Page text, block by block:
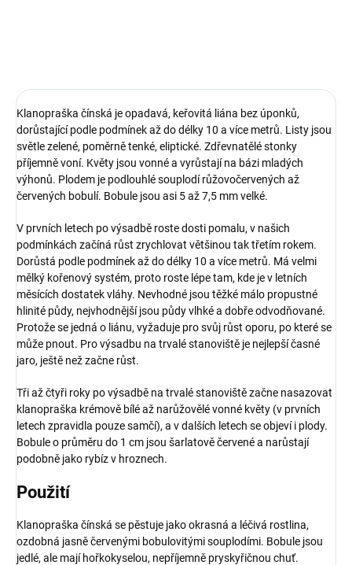
Klanopraška čínská je opadavá, keřovitá liána bez úponků,
dorůstající podle podmínek až do délky 10 a více metrů. Listy jsou
světle zelené, poměrně tenké, eliptické. Zdřevnatělé stonky
příjemně voní. Květy jsou vonné a vyrůstají na bázi mladých
výhonů. Plodem je podlouhlé souplodí růžovočervených až
červených bobulí. Bobule jsou asi 5 až 7,5 mm velké.
V prvních letech po výsadbě roste dosti pomalu, v našich
podmínkách začíná růst zrychlovat většinou tak třetím rokem.
Dorůstá podle podmínek až do délky 10 a více metrů. Má velmi
mělký kořenový systém, proto roste lépe tam, kde je v letních
měsících dostatek vláhy. Nevhodné jsou těžké málo propustné
hlinité půdy, nejvhodnější jsou půdy vlhké a dobře odvodňované.
Protože se jedná o liánu, vyžaduje pro svůj růst oporu, po které se
může pnout. Pro výsadbu na trvalé stanoviště je nejlepší časné
jaro, ještě než začne růst.
Tři až čtyři roky po výsadbě na trvalé stanoviště začne nasazovat
klanopraška krémově bílé až narůžovělé vonné květy (v prvních
letech zpravidla pouze samčí), a v dalších letech se objeví i plody.
Bobule o průměru do 1 cm jsou šarlatově červené a narůstají
podobně jako rybíz v hroznech.
Použití
Klanopraška čínská se pěstuje jako okrasná a léčivá rostlina,
ozdobná jasně červenými bobulovitými souplodími. Bobule jsou
jedlé, ale mají hořkokyselou, nepříjemně pryskyřičnou chuť.